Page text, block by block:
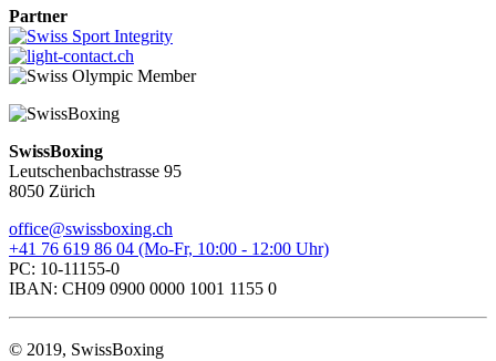
Partner
SwissBoxing
Leutschenbachstrasse 95
8050 Zürich
office@swissboxing.ch
+41 76 619 86 04 (Mo-Fr, 10:00 - 12:00 Uhr)
PC: 10-11155-0
IBAN: CH09 0900 0000 1001 1155 0
© 2019, SwissBoxing